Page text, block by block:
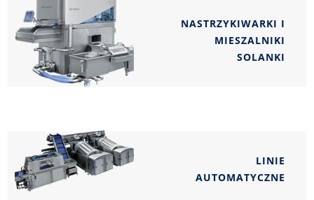
NASTRZYKIWARKI I
MIESZALNIKI
SOLANKI
LINIE
AUTOMATYCZNE